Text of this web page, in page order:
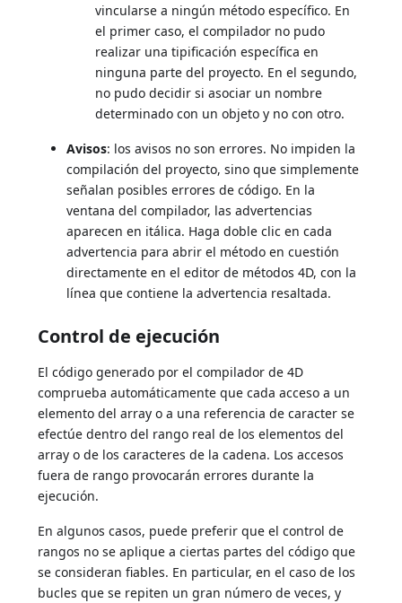
vincularse a ningún método específico. En
el primer caso, el compilador no pudo
realizar una tipificación específica en
ninguna parte del proyecto. En el segundo,
no pudo decidir si asociar un nombre
determinado con un objeto y no con otro.
Avisos: los avisos no son errores. No impiden la
compilación del proyecto, sino que simplemente
señalan posibles errores de código. En la
ventana del compilador, las advertencias
aparecen en itálica. Haga doble clic en cada
advertencia para abrir el método en cuestión
directamente en el editor de métodos 4D, con la
línea que contiene la advertencia resaltada.
Control de ejecución
El código generado por el compilador de 4D
comprueba automáticamente que cada acceso a un
elemento del array o a una referencia de caracter se
efectúe dentro del rango real de los elementos del
array o de los caracteres de la cadena. Los accesos
fuera de rango provocarán errores durante la
ejecución.
En algunos casos, puede preferir que el control de
rangos no se aplique a ciertas partes del código que
se consideran fiables. En particular, en el caso de los
bucles que se repiten un gran número de veces, y